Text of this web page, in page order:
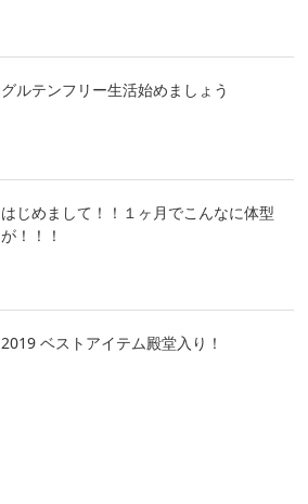
グルテンフリー生活始めましょう
はじめまして！！１ヶ月でこんなに体型
が！！！
2019 ベストアイテム殿堂入り！